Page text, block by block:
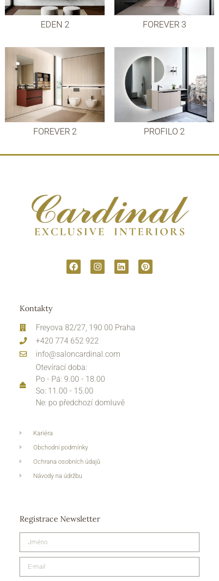
EDEN 2 FOREVER 3
FOREVER 2 PROFILO 2
Kontakty
Freyova 82/27, 190 00 Praha
+420 774 652 922
info@saloncardinal.com
Otevírací doba:
Po - Pá: 9.00 - 18.00
So: 11.00 - 15.00
Ne: po předchozí domluvě
Kariéra
Obchodní podmínky
Ochrana osobních údajů
Návody na údržbu
Registrace Newsletter